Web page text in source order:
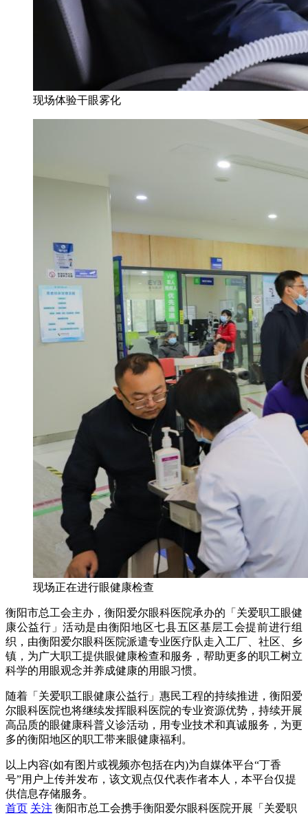
现场体验干眼雾化
现场正在进行眼健康检查
衡阳市总工会主办，衡阳爱尔眼科医院承办的「关爱职工眼健
康公益行」活动是由衡阳地区七县五区基层工会提前进行组
织，由衡阳爱尔眼科医院派遣专业医疗队走入工厂、社区、乡
镇，为广大职工提供眼健康检查和服务，帮助更多的职工树立
科学的用眼观念并养成健康的用眼习惯。
随着「关爱职工眼健康公益行」惠民工程的持续推进，衡阳爱
尔眼科医院也将继续发挥眼科医院的专业资源优势，持续开展
高品质的眼健康科普义诊活动，用专业技术和真诚服务，为更
多的衡阳地区的职工带来眼健康福利。
以上内容(如有图片或视频亦包括在内)为自媒体平台“丁香
号”用户上传并发布，该文观点仅代表作者本人，本平台仅提
供信息存储服务。
首页 关注 衡阳市总工会携手衡阳爱尔眼科医院开展「关爱职